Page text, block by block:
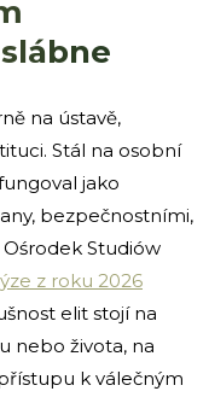
na ústavě,
Stál na osobní
jako
bezpečnostními,
Studiów
z roku 2026
elit stojí na
nebo života, na
k válečným